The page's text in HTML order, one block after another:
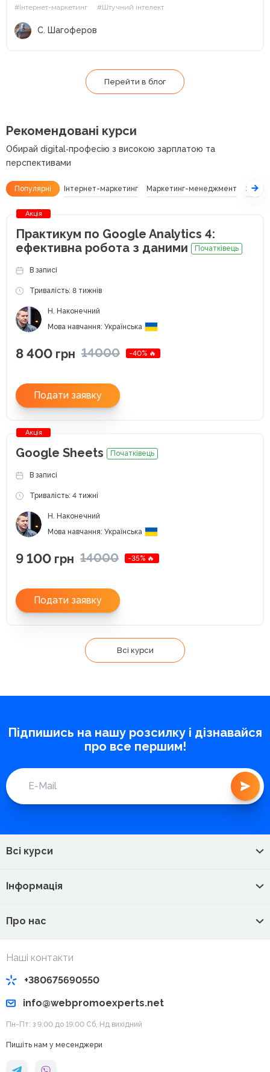
новинка». У багатьох...
#Інтернет-маркетинг #Штучний інтелект
С. Шагоферов
Перейти в блог
Рекомендовані курси
Обирай digital‑професію з високою зарплатою та
перспективами
Популярні Інтернет-маркетинг Маркетинг-менеджмент SEO
Акція
Практикум по Google Analytics 4:
ефективна робота з даними
Початківець
В записі
Тривалість: 8 тижнів
Н. Наконечний
Мова навчання: Українська
8 400 грн 14000 -40% 🔥
Подати заявку
Акція
Google Sheets Початківець
В записі
Тривалість: 4 тижні
Н. Наконечний
Мова навчання: Українська
9 100 грн 14000 -35% 🔥
Подати заявку
Всі курси
Підпишись на нашу розсилку і дізнавайся
про все першим!
Всі курси
Інформація
Про нас
Наші контакти
+380675690550
info@webpromoexperts.net
Пн-Пт: з 9:00 до 19:00 Cб, Нд вихідний
Пишіть нам у месенджери